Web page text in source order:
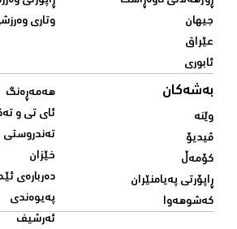
جیهان
عێراق
ئابوری
وتاری
بەشەکان
وێنە
ڤیدیۆ
کۆمەڵ
ڕاپۆرتی پەیامنێران
کەشوهەوا
هەمەڕەنگ
ئای تی و
تەندروستی
خێزان
دەربارەی
پەیوەندی
ئەرشیف